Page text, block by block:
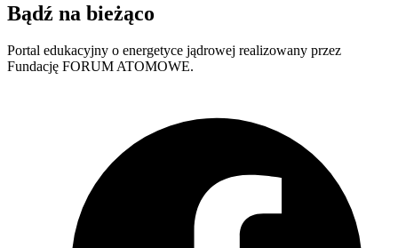
Bądź na bieżąco
Portal edukacyjny o energetyce jądrowej realizowany przez
Fundację FORUM ATOMOWE.